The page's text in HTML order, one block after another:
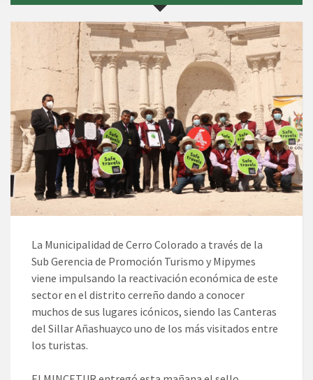
La Municipalidad de Cerro Colorado a través de la
Sub Gerencia de Promoción Turismo y Mipymes
viene impulsando la reactivación económica de este
sector en el distrito cerreño dando a conocer
muchos de sus lugares icónicos, siendo las Canteras
del Sillar Añashuayco uno de los más visitados entre
los turistas.